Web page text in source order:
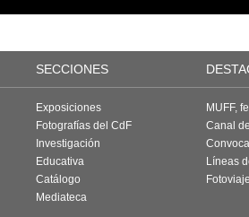
SECCIONES
Exposiciones
Fotografías del CdF
Investigación
Educativa
Catálogo
Mediateca
MUFF,
Canal
Líneas